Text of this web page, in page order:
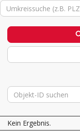
Kein Ergebnis.